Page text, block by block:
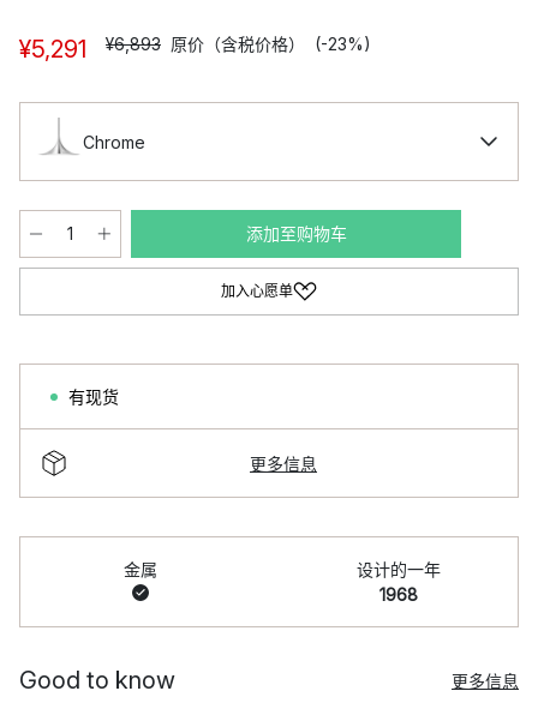
¥5,291 ¥6,893 原价（含税价格） (-23%)
Chrome
添加至购物车
加入心愿单
有现货
更多信息
金属
设计的一年
1968
Good to know 更多信息